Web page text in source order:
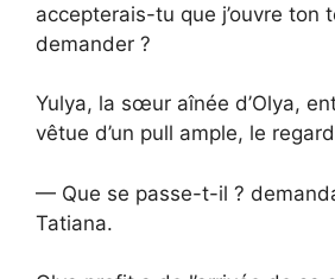
accepterais-tu que j’ouvre ton
demander ?
Yulya, la sœur aînée d’Olya,
vêtue d’un pull ample, le
— Que se passe-t-il ?
Tatiana.